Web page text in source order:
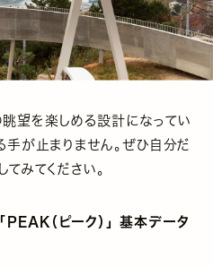
望を楽しめる設計になってい
手が止まりません。ぜひ自分だ
てみてください。
（ピーク）」 基本データ